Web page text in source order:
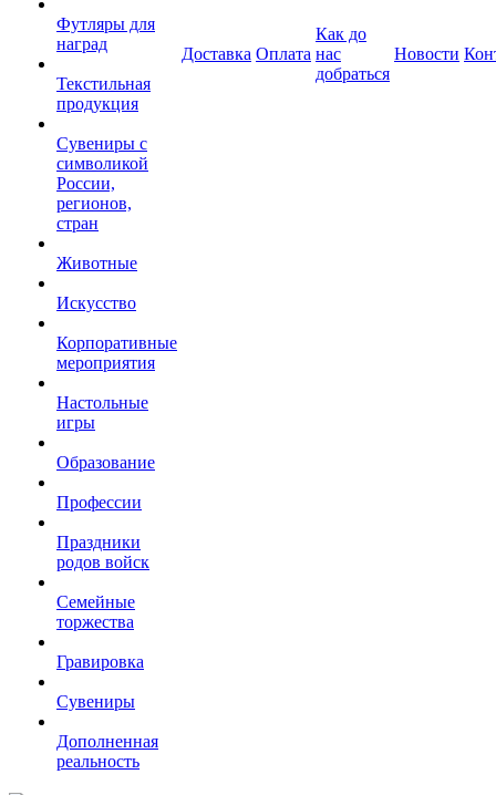
Футляры для
наград
Текстильная
продукция
Сувениры с
символикой
России,
регионов,
стран
Животные
Искусство
Корпоративные
мероприятия
Настольные
игры
Образование
Профессии
Праздники
родов войск
Семейные
торжества
Гравировка
Сувениры
Дополненная
реальность
Доставка Оплата
Как до
нас
добраться
Новости